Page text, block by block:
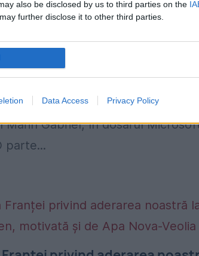
also be disclosed by us to third parties on the
further disclose it to other third parties.
Data Access Privacy Policy
oameni de afaceri, înalți
influenți apar pomeniți într-o
dată la DNA în iunie 2014 de
Marin Gabriel, în dosarul
parte...